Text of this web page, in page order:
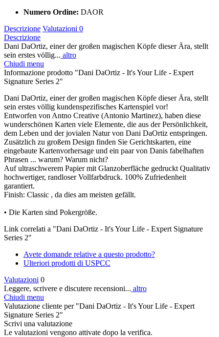
Numero Ordine: DAOR
Descrizione Valutazioni 0
Descrizione
Dani DaOrtiz, einer der großen magischen Köpfe dieser Ära, stellt
sein erstes völlig... altro
Chiudi menu
Informazione prodotto "Dani DaOrtiz - It's Your Life - Expert
Signature Series 2"
Dani DaOrtiz, einer der großen magischen Köpfe dieser Ära, stellt
sein erstes völlig kundenspezifisches Kartenspiel vor!
Entworfen von Antno Creative (Antonio Martinez), haben diese
wunderschönen Karten viele Elemente, die aus der Persönlichkeit,
dem Leben und der jovialen Natur von Dani DaOrtiz entspringen.
Zusätzlich zu großem Design finden Sie Gerichtskarten, eine
eingebaute Kartenvorhersage und ein paar von Danis fabelhaften
Phrasen ... warum? Warum nicht?
Auf ultraschwerem Papier mit Glanzoberfläche gedruckt Qualitativ
hochwertiger, randloser Vollfarbdruck. 100% Zufriedenheit
garantiert.
Finish: Classic , da dies am meisten gefällt.
• Die Karten sind Pokergröße.
Link correlati a "Dani DaOrtiz - It's Your Life - Expert Signature
Series 2"
Avete domande relative a questo prodotto?
Ulteriori prodotti di USPCC
Valutazioni 0
Leggere, scrivere e discutere recensioni... altro
Chiudi menu
Valutazione cliente per "Dani DaOrtiz - It's Your Life - Expert
Signature Series 2"
Scrivi una valutazione
Le valutazioni vengono attivate dopo la verifica.